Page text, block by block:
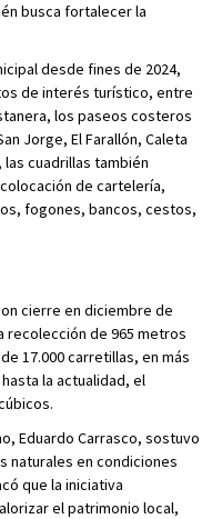
busca fortalecer la
desde fines de 2024,
de interés turístico, entre
los paseos costeros
Jorge, El Farallón, Caleta
las cuadrillas también
de cartelería,
fogones, bancos, cestos,
cierre en diciembre de
recolección de 965 metros
17.000 carretillas, en más
la actualidad, el
Eduardo Carrasco, sostuvo
naturales en condiciones
que la iniciativa
el patrimonio local,